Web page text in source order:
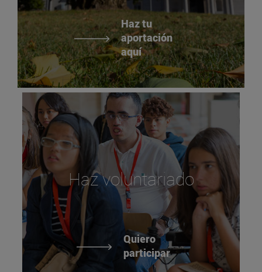
Haz tu
aportación
aquí
Haz voluntariado
Quiero
participar